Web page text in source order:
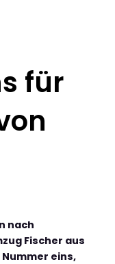
für
nach
Fischer aus
eins,